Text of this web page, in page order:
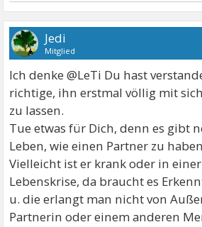
Jedi
Mitglied
Ich denke @LeTi Du hast
richtige, ihn erstmal völlig mit
zu lassen.
Tue etwas für Dich, denn es gibt
Leben, wie einen Partner zu
Vielleicht ist er krank oder in
Lebenskrise, da braucht es
u. die erlangt man nicht von
Partnerin oder einem anderen